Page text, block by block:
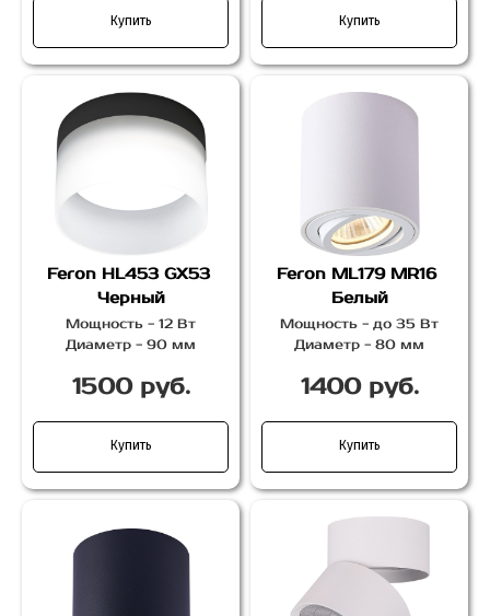
Купить Купить
Feron HL453 GX53
Черный
Мощность - 12 Вт
Диаметр - 90 мм
1500 руб.
Купить
Feron ML179 MR16
Белый
Мощность - до 35 Вт
Диаметр - 80 мм
1400 руб.
Купить